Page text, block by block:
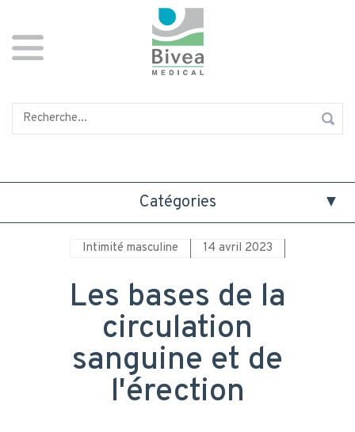
contenu
principal
Catégories
Intimité masculine 14 avril 2023
Les bases de la
circulation
sanguine et de
l'érection
Panneau de gestion des cookies